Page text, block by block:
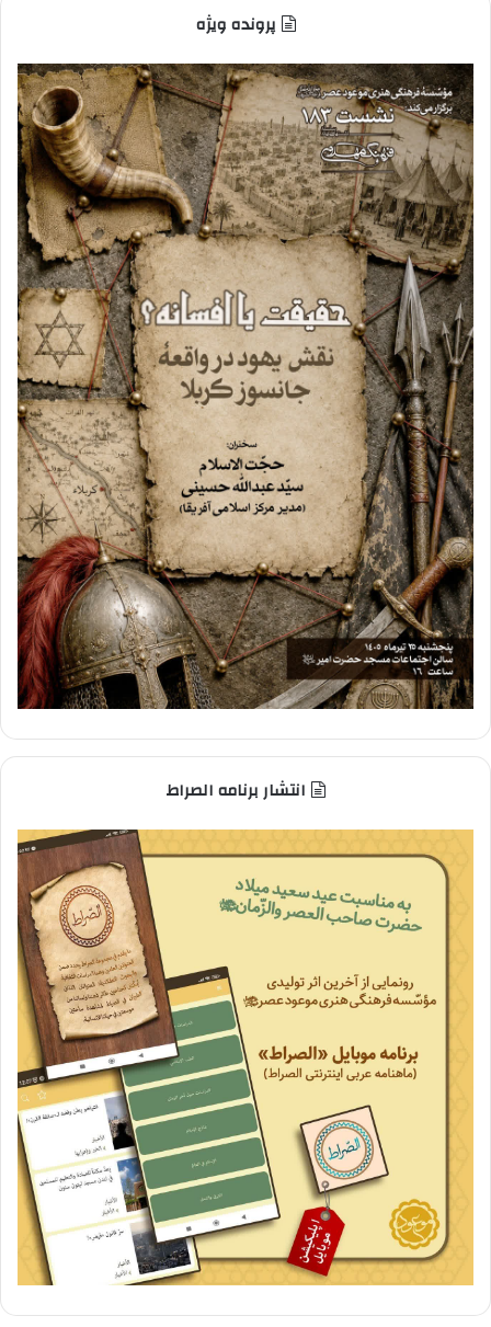
پرونده ویژه
انتشار برنامه الصراط